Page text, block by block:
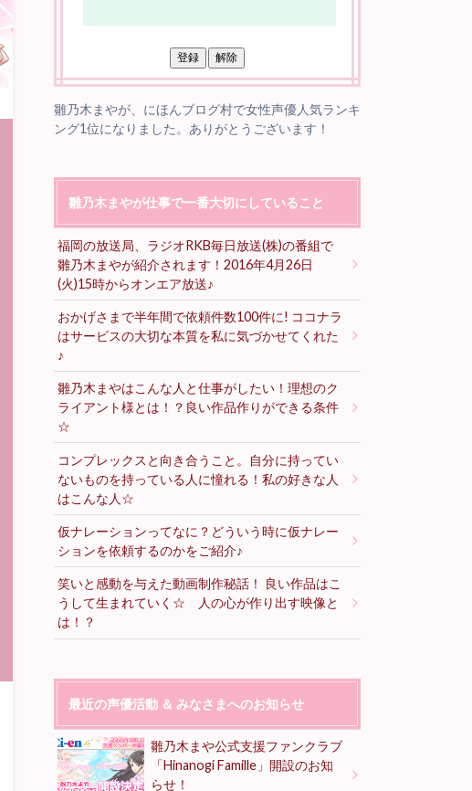
雛乃木まやが、にほんブログ村で女性声優人気ランキ
ング1位になりました。ありがとうございます！
雛乃木まやが仕事で一番大切にしていること
福岡の放送局、ラジオRKB毎日放送(株)の番組で
雛乃木まやが紹介されます！2016年4月26日
(火)15時からオンエア放送♪
おかげさまで半年間で依頼件数100件に! ココナラ
はサービスの大切な本質を私に気づかせてくれた
♪
雛乃木まやはこんな人と仕事がしたい！理想のク
ライアント様とは！？良い作品作りができる条件
☆
コンプレックスと向き合うこと。自分に持ってい
ないものを持っている人に憧れる！私の好きな人
はこんな人☆
仮ナレーションってなに？どういう時に仮ナレー
ションを依頼するのかをご紹介♪
笑いと感動を与えた動画制作秘話！ 良い作品はこ
うして生まれていく☆ 人の心が作り出す映像と
は！？
最近の声優活動 ＆ みなさまへのお知らせ
雛乃木まや公式支援ファンクラブ
「Hinanogi Famille」開設のお知
らせ！